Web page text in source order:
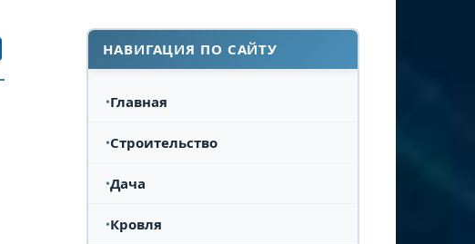
НАВИГАЦИЯ ПО САЙТУ
Главная
Строительство
Дача
Кровля